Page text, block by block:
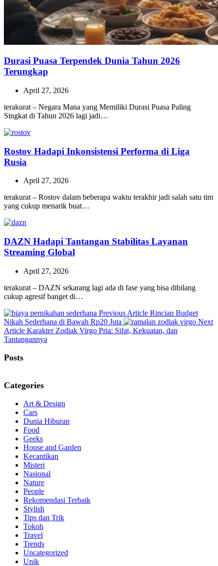
Durasi Puasa Terpendek Dunia Tahun 2026
Terungkap
April 27, 2026
terakurat – Negara Mana yang Memiliki Durasi Puasa Paling
Singkat di Tahun 2026 lagi jadi…
Rostov Hadapi Inkonsistensi Performa di Liga
Rusia
April 27, 2026
terakurat – Rostov dalam beberapa waktu terakhir jadi salah satu tim
yang cukup menarik buat…
DAZN Hadapi Tantangan Stabilitas Layanan
Streaming Global
April 27, 2026
terakurat – DAZN sekarang lagi ada di fase yang bisa dibilang
cukup agresif banget di…
Previous Article Previous
Post:
Rincian Budget
Nikah Sederhana di Bawah Rp20 Juta
Next
Article Next
Post:
Karakter Zodiak Virgo Pria: Sifat, Kekuatan, dan
Tantangannya
Posts
Categories
Art & Design
Cars
Dunia Hiburan
Food
Geeks
House and Garden
Kecantikan
Misteri
Nasional
Nature
People
Rekomendasi Terbaik
Stylish
Tips dan Trik
Tokoh
Travel
Trends
Uncategorized
Unik